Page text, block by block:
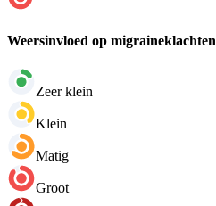
Weersinvloed op migraineklachten
Zeer klein
Klein
Matig
Groot